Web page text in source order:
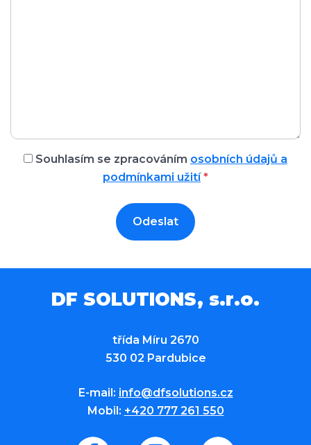
Souhlasím se zpracováním osobních údajů a
podmínkami užití *
Odeslat
DF SOLUTIONS, s.r.o.
třída Míru 2670
530 02 Pardubice
E-mail: info@dfsolutions.cz
Mobil: +420 777 261 550